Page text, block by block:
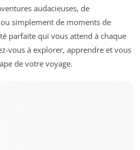
audacieuses, de
simplement de moments de
parfaite qui vous attend à chaque
vous à explorer, apprendre et vous
de votre voyage.